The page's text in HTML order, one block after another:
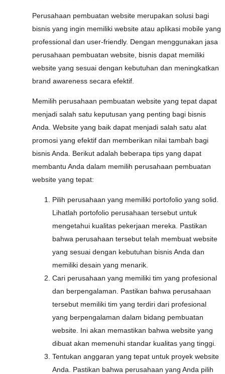
Perusahaan pembuatan website merupakan solusi bagi
bisnis yang ingin memiliki website atau aplikasi mobile yang
professional dan user-friendly. Dengan menggunakan jasa
perusahaan pembuatan website, bisnis dapat memiliki
website yang sesuai dengan kebutuhan dan meningkatkan
brand awareness secara efektif.
Memilih perusahaan pembuatan website yang tepat dapat
menjadi salah satu keputusan yang penting bagi bisnis
Anda. Website yang baik dapat menjadi salah satu alat
promosi yang efektif dan memberikan nilai tambah bagi
bisnis Anda. Berikut adalah beberapa tips yang dapat
membantu Anda dalam memilih perusahaan pembuatan
website yang tepat:
Pilih perusahaan yang memiliki portofolio yang solid.
Lihatlah portofolio perusahaan tersebut untuk
mengetahui kualitas pekerjaan mereka. Pastikan
bahwa perusahaan tersebut telah membuat website
yang sesuai dengan kebutuhan bisnis Anda dan
memiliki desain yang menarik.
Cari perusahaan yang memiliki tim yang profesional
dan berpengalaman. Pastikan bahwa perusahaan
tersebut memiliki tim yang terdiri dari profesional
yang berpengalaman dalam bidang pembuatan
website. Ini akan memastikan bahwa website yang
dibuat akan memenuhi standar kualitas yang tinggi.
Tentukan anggaran yang tepat untuk proyek website
Anda. Pastikan bahwa perusahaan yang Anda pilih